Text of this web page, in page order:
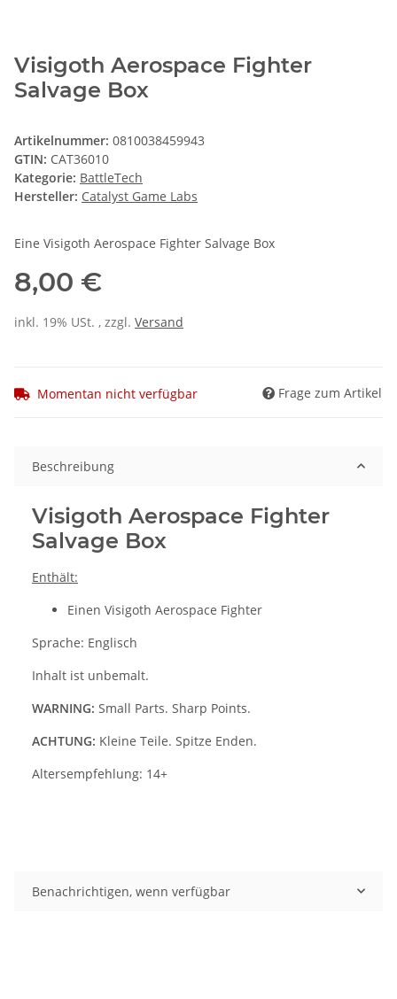
Visigoth Aerospace Fighter
Salvage Box
Artikelnummer: 0810038459943
GTIN: CAT36010
Kategorie: BattleTech
Hersteller: Catalyst Game Labs
Eine Visigoth Aerospace Fighter Salvage Box
8,00 €
inkl. 19% USt. , zzgl. Versand
Momentan nicht verfügbar Frage zum Artikel
Beschreibung
Visigoth Aerospace Fighter
Salvage Box
Enthält:
Einen Visigoth Aerospace Fighter
Sprache: Englisch
Inhalt ist unbemalt.
WARNING: Small Parts. Sharp Points.
ACHTUNG: Kleine Teile. Spitze Enden.
Altersempfehlung: 14+
Benachrichtigen, wenn verfügbar